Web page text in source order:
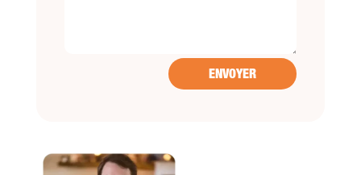
ENVOYER